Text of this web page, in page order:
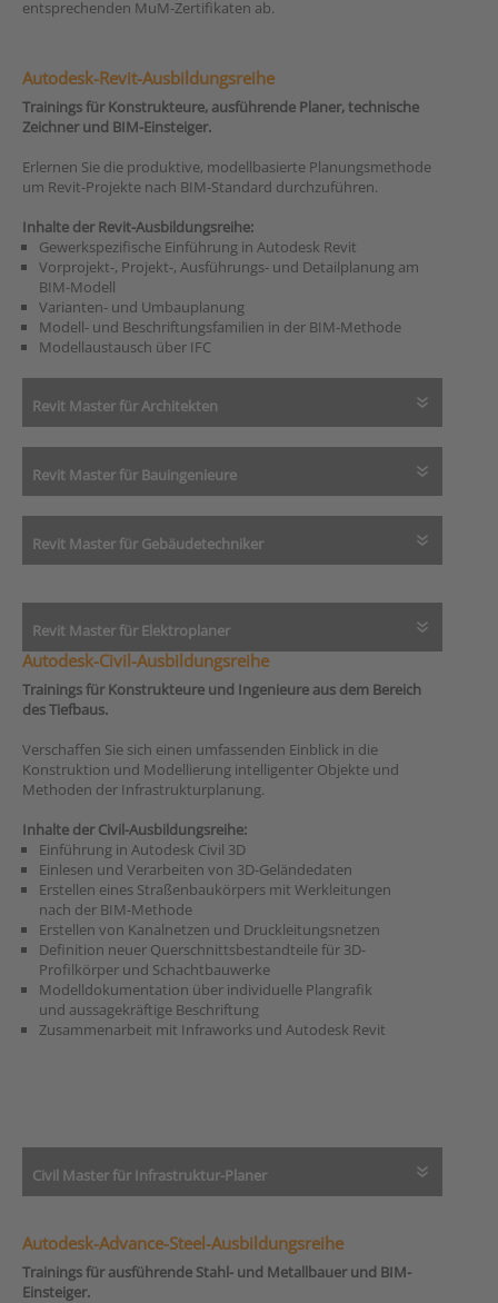
entsprechenden MuM-Zertifikaten ab.
Autodesk-Revit-Ausbildungsreihe
Trainings für Konstrukteure, ausführende Planer, technische
Zeichner und BIM-Einsteiger.
Erlernen Sie die produktive, modellbasierte Planungsmethode
um Revit-Projekte nach BIM-Standard durchzuführen.
Inhalte der Revit-Ausbildungsreihe:
Gewerkspezifische Einführung in Autodesk Revit
Vorprojekt-, Projekt-, Ausführungs- und Detailplanung am
BIM-Modell
Varianten- und Umbauplanung
Modell- und Beschriftungsfamilien in der BIM-Methode
Modellaustausch über IFC
Revit Master für Architekten
Revit Master für Bauingenieure
Revit Master für Gebäudetechniker
Revit Master für Elektroplaner
Autodesk-Civil-Ausbildungsreihe
Trainings für Konstrukteure und Ingenieure aus dem Bereich
des Tiefbaus.
Verschaffen Sie sich einen umfassenden Einblick in die
Konstruktion und Modellierung intelligenter Objekte und
Methoden der Infrastrukturplanung.
Inhalte der Civil-Ausbildungsreihe:
Einführung in Autodesk Civil 3D
Einlesen und Verarbeiten von 3D-Geländedaten
Erstellen eines Straßenbaukörpers mit Werkleitungen
nach der BIM-Methode
Erstellen von Kanalnetzen und Druckleitungsnetzen
Definition neuer Querschnittsbestandteile für 3D-
Profilkörper und Schachtbauwerke
Modelldokumentation über individuelle Plangrafik
und aussagekräftige Beschriftung
Zusammenarbeit mit Infraworks und Autodesk Revit
Civil Master für Infrastruktur-Planer
Autodesk-Advance-Steel-Ausbildungsreihe
Trainings für ausführende Stahl- und Metallbauer und BIM-
Einsteiger.